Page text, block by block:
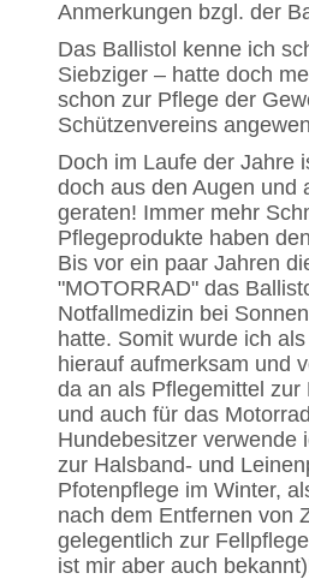
Anmerkungen bzgl. der
Das Ballistol kenne ich
Siebziger – hatte doch
schon zur Pflege der
Schützenvereins
Doch im Laufe der Jahre
doch aus den Augen und
geraten! Immer mehr
Pflegeprodukte haben
Bis vor ein paar Jahren
"MOTORRAD" das
Notfallmedizin bei
hatte. Somit wurde ich
hierauf aufmerksam und
da an als Pflegemittel zur
und auch für das
Hundebesitzer verwende
zur Halsband- und
Pfotenpflege im Winter,
nach dem Entfernen von
gelegentlich zur
ist mir aber auch